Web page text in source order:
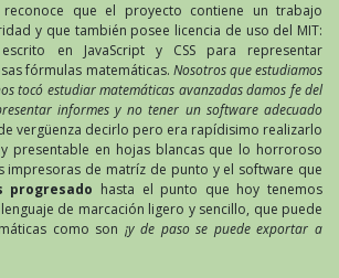
reconoce que el proyecto contiene un trabajo
y que también posee licencia de uso del MIT:
en JavaScript y CSS para representar
fórmulas matemáticas. Nosotros que estudiamos
tocó estudiar matemáticas avanzadas damos fe del
informes y no tener un software adecuado
vergüenza decirlo pero era rapídisimo realizarlo
presentable en hojas blancas que lo horroroso
impresoras de matríz de punto y el software que
progresado hasta el punto que hoy tenemos
de marcación ligero y sencillo, que puede
como son ¡y de paso se puede exportar a